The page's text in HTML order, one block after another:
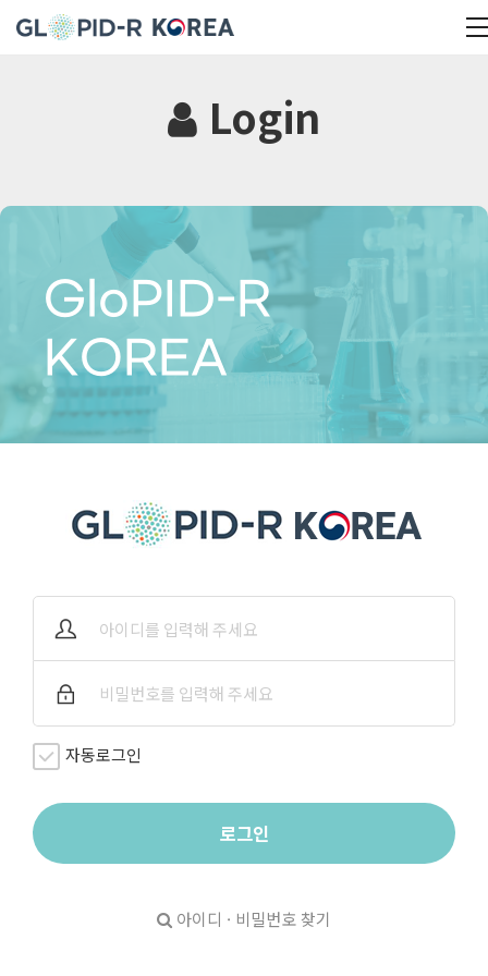
Login
GloPID-R
KOREA
자동로그인
로그인
아이디 · 비밀번호 찾기